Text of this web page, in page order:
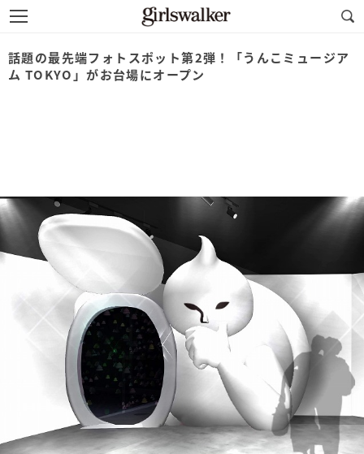
話題の最先端フォトスポット第2弾！「うんこミュージア
ム TOKYO」がお台場にオープン